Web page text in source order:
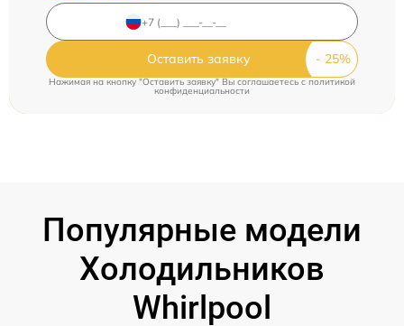
Оставить заявку
Нажимая на кнопку "Оставить заявку" Вы соглашаетесь c политикой
конфиденциальности
Популярные модели
Холодильников
Whirlpool